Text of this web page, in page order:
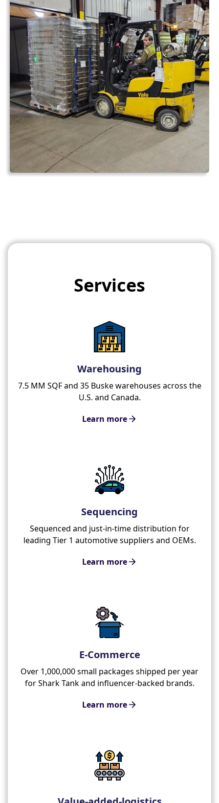
Services
Warehousing
7.5 MM SQF and 35 Buske warehouses across the
U.S. and Canada.
Learn more
Sequencing
Sequenced and just-in-time distribution for
leading Tier 1 automotive suppliers and OEMs.
Learn more
E-Commerce
Over 1,000,000 small packages shipped per year
for Shark Tank and influencer-backed brands.
Learn more